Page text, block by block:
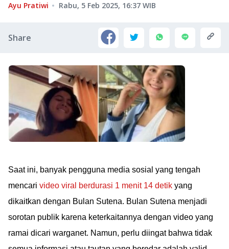
Ayu Pratiwi Rabu, 5 Feb 2025, 16:37 WIB
Share
Saat ini, banyak pengguna media sosial yang tengah
mencari video viral berdurasi 1 menit 14 detik yang
dikaitkan dengan Bulan Sutena. Bulan Sutena menjadi
sorotan publik karena keterkaitannya dengan video yang
ramai dicari warganet. Namun, perlu diingat bahwa tidak